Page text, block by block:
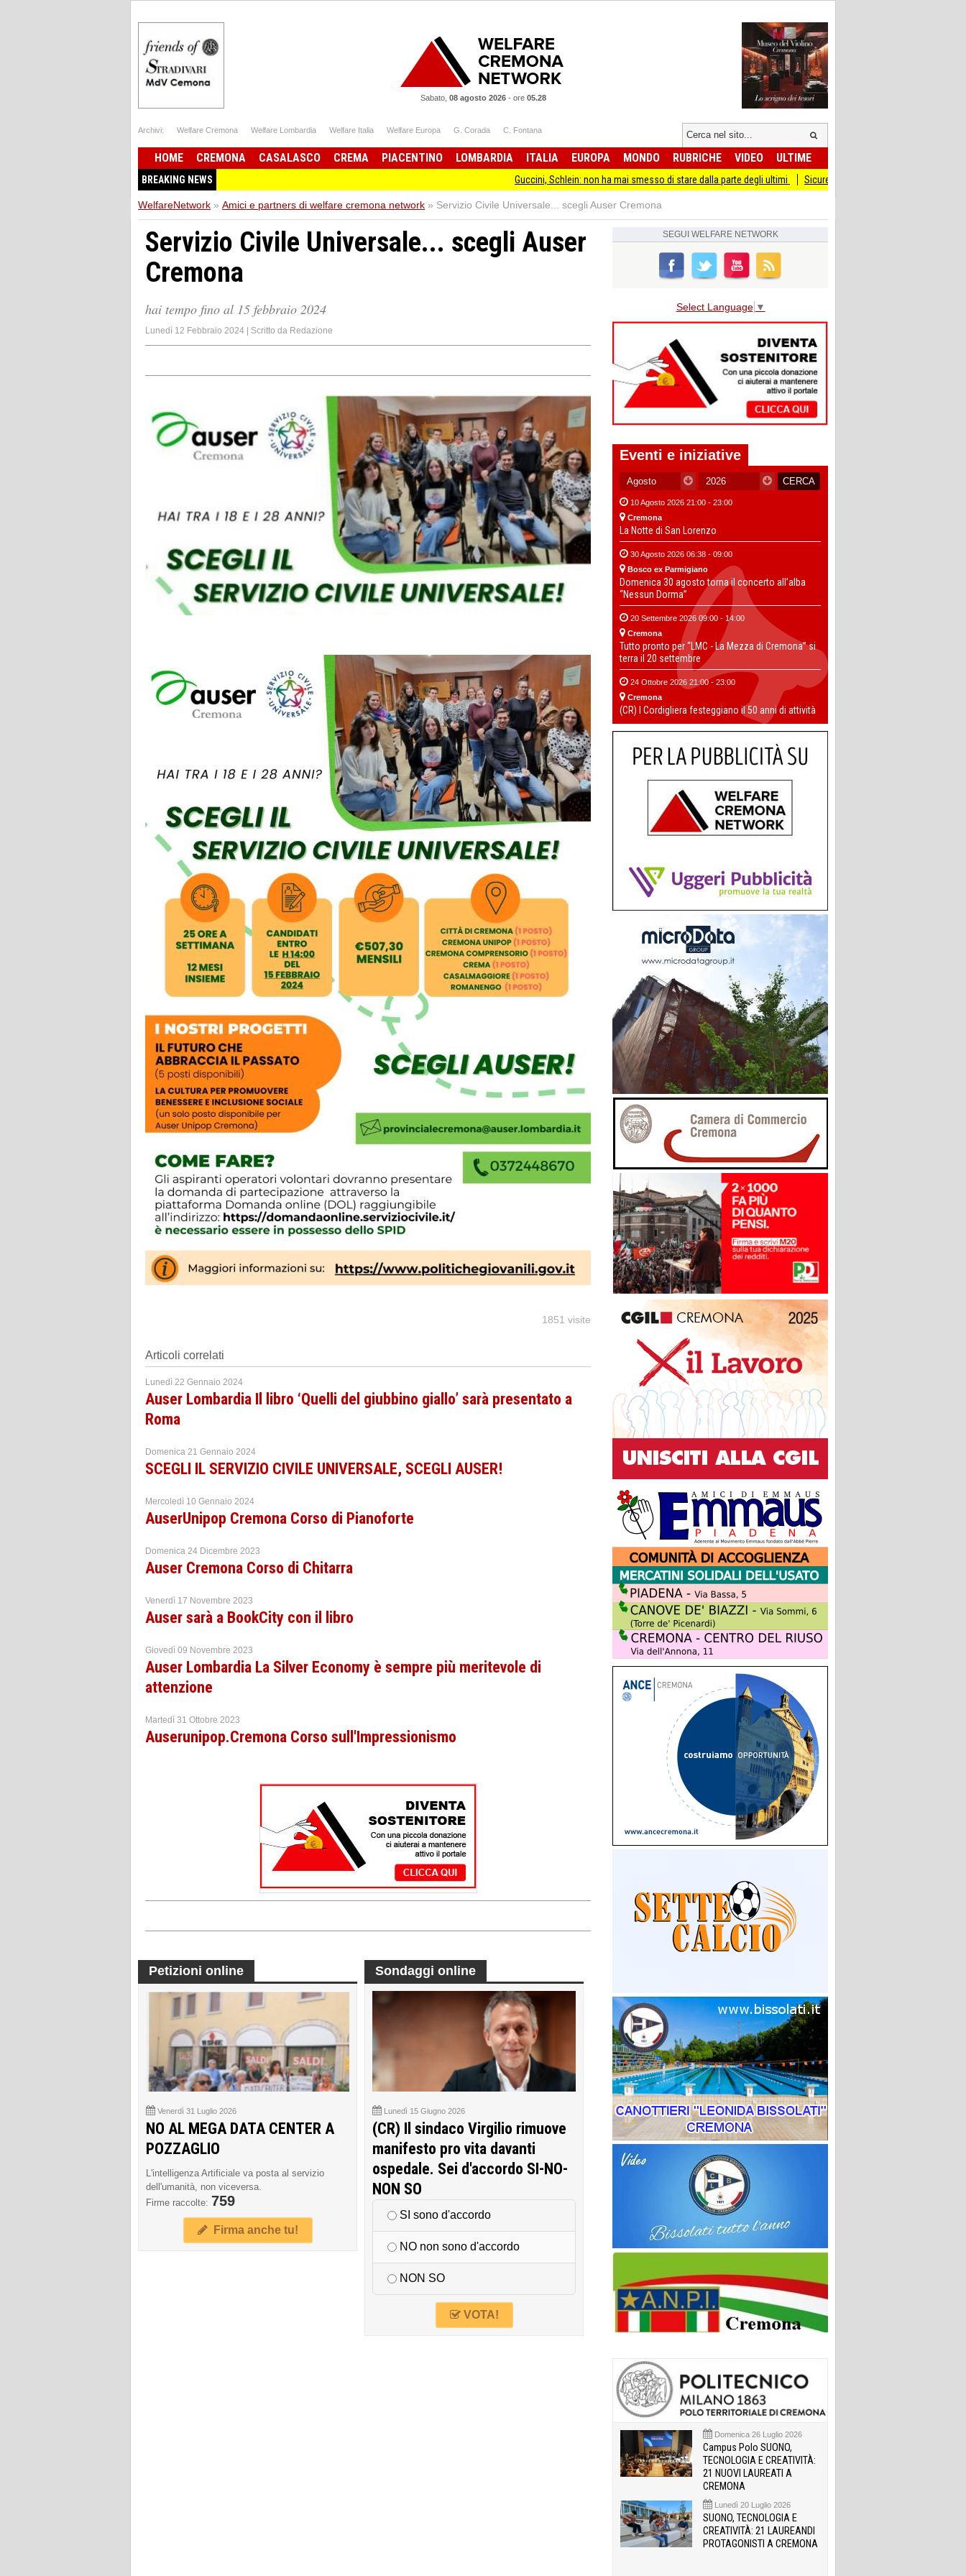
Sabato, 08 agosto 2026- ore 05.28
Archivi: Welfare Cremona Welfare Lombardia Welfare Italia Welfare Europa G. Corada C. Fontana
HOME CREMONA CASALASCO CREMA PIACENTINO LOMBARDIA ITALIA EUROPA MONDO RUBRICHE VIDEO ULTIME
BREAKING NEWS Guccini, Schlein: non ha mai smesso di stare dalla parte degli ultimi Sicurezza I Giovani Democratici ribattono ai Giovani di
WelfareNetwork » Amici e partners di welfare cremona network » Servizio Civile Universale... scegli Auser Cremona
Servizio Civile Universale... scegli Auser
Cremona
hai tempo fino al 15 febbraio 2024
Lunedì 12 Febbraio 2024 | Scritto da Redazione
1851 visite
Articoli correlati
Lunedì 22 Gennaio 2024
Auser Lombardia Il libro ‘Quelli del giubbino giallo’ sarà presentato a
Roma
Domenica 21 Gennaio 2024
SCEGLI IL SERVIZIO CIVILE UNIVERSALE, SCEGLI AUSER!
Mercoledì 10 Gennaio 2024
AuserUnipop Cremona Corso di Pianoforte
Domenica 24 Dicembre 2023
Auser Cremona Corso di Chitarra
Venerdì 17 Novembre 2023
Auser sarà a BookCity con il libro
Giovedì 09 Novembre 2023
Auser Lombardia La Silver Economy è sempre più meritevole di
attenzione
Martedì 31 Ottobre 2023
Auserunipop.Cremona Corso sull'Impressionismo
Petizioni online
Venerdì 31 Luglio 2026
NO AL MEGA DATA CENTER A
POZZAGLIO
L'intelligenza Artificiale va posta al servizio
dell'umanità, non viceversa.
Firme raccolte: 759
Firma anche tu!
Sondaggi online
Lunedì 15 Giugno 2026
(CR) Il sindaco Virgilio rimuove
manifesto pro vita davanti
ospedale. Sei d'accordo SI-NO-
NON SO
SI sono d'accordo
NO non sono d'accordo
NON SO
VOTA!
SEGUI WELFARE NETWORK
Select Language ▼
Eventi e iniziative
10 Agosto 2026 21:00 - 23:00
Cremona
La Notte di San Lorenzo
30 Agosto 2026 06:38 - 09:00
Bosco ex Parmigiano
Domenica 30 agosto torna il concerto all’alba
“Nessun Dorma”
20 Settembre 2026 09:00 - 14:00
Cremona
Tutto pronto per “LMC - La Mezza di Cremona” si
terra il 20 settembre
24 Ottobre 2026 21:00 - 23:00
Cremona
(CR) I Cordigliera festeggiano il 50 anni di attività
Domenica 26 Luglio 2026
Campus Polo SUONO,
TECNOLOGIA E CREATIVITÀ:
21 NUOVI LAUREATI A
CREMONA
Lunedì 20 Luglio 2026
SUONO, TECNOLOGIA E
CREATIVITÀ: 21 LAUREANDI
PROTAGONISTI A CREMONA